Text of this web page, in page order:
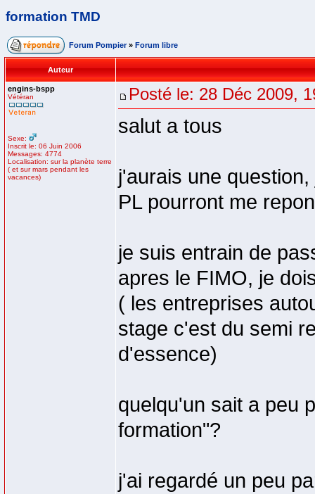
formation TMD
Forum Pompier » Forum libre
Auteur
engins-bspp
Vétéran
Sexe:
Inscrit le: 06 Juin 2006
Messages: 4774
Localisation: sur la planète terre
( et sur mars pendant les
vacances)
Posté le: 28 Déc 2009,
salut a tous
j'aurais une
PL pourront me
je suis entrain de
apres le FIMO, je
( les entreprises
stage c'est du semi
d'essence)
quelqu'un sait a peu
formation"?
j'ai regardé un peu